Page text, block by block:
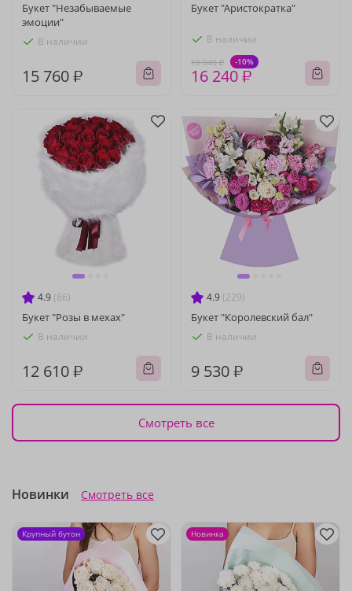
Букет "Незабываемые
эмоции"
В наличии
15 760 ₽
Букет "Аристократка"
В наличии
18 040 ₽ -10%
16 240 ₽
4.9 (86)
Букет "Розы в мехах"
В наличии
12 610 ₽
4.9 (229)
Букет "Королевский бал"
В наличии
9 530 ₽
Смотреть все
Новинки Смотреть все
Крупный бутон Новинка